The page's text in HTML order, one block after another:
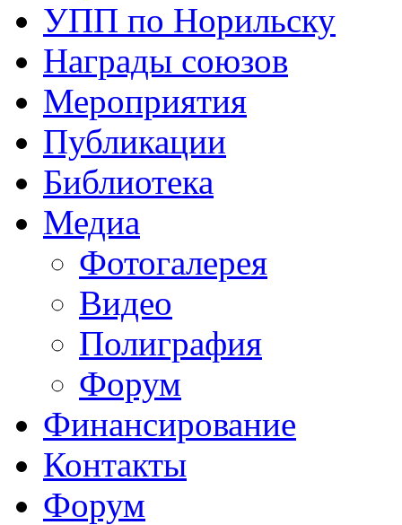
УПП по Норильску
Награды союзов
Мероприятия
Публикации
Библиотека
Медиа
Фотогалерея
Видео
Полиграфия
Форум
Финансирование
Контакты
Форум